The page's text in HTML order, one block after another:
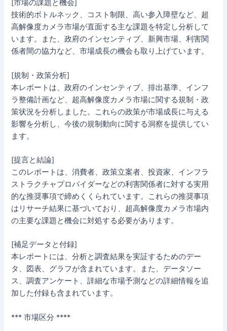
[市場の課題と機会]
技術的ボトルネック、コスト制限、高い参入障壁など、超
高解像度カメラ市場が直面する主な課題を特定し分析して
います。また、政府のインセンティブ、新興市場、利害関
係者間の協力など、市場成長の機会も取り上げています。
[規制・政策分析]
本レポートは、政府のインセンティブ、排出基準、インフ
ラ整備計画など、超高解像度カメラ市場に関する規制・政
策状況を分析しました。これらの政策が市場成長に与える
影響を分析し、今後の規制動向に関する洞察を提供してい
ます。
[提言と結論]
このレポートは、消費者、政策立案者、投資家、インフラ
ストラクチャプロバイダーなどの利害関係者に対する実用
的な推奨事項で締めくくられています。これらの推奨事項
はリサーチ結果に基づいており、超高解像度カメラ市場内
の主要な課題と機会に対処する必要があります。
[補足データと付録]
本レポートには、分析と調査結果を実証するためのデー
タ、図表、グラフが含まれています。また、データソー
ス、調査アンケート、詳細な市場予測などの詳細情報を追
加した付録も含まれています。
*** 市場区分 ****